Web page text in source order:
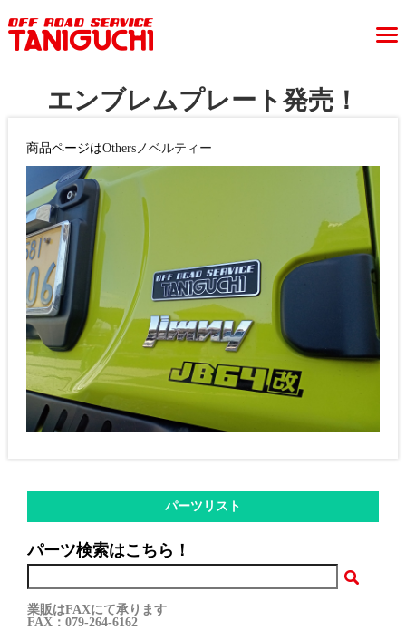
パーツリスト
パーツ検索はこちら！
業販はFAXにて承ります
FAX：079-264-6162
エンブレムプレート発売！
商品ページはOthersノベルティー